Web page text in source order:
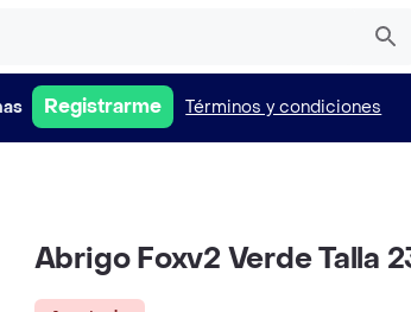
Registrarme Términos y condiciones
Abrigo Foxv2 Verde Talla